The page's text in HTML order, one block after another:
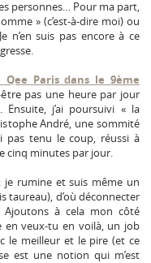
personnes… Pour ma part,
» (c’est-à-dire moi) ou
n’en suis pas encore à ce
Paris dans le 9ème
être pas une heure par jour
j’ai poursuivi « la
André, une sommité
pas tenu le coup, réussi à
cinq minutes par jour.
rumine et suis même un
taureau), d’où déconnecter
à cela mon côté
en veux-tu en voilà, un job
le meilleur et le pire (et ce
est une notion qui m’est